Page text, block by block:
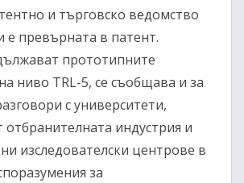
и търговско ведомство
е превърната в патент.
прототипните
ниво TRL-5, се съобщава и за
с университети,
индустрия и
изследователски центрове в
за